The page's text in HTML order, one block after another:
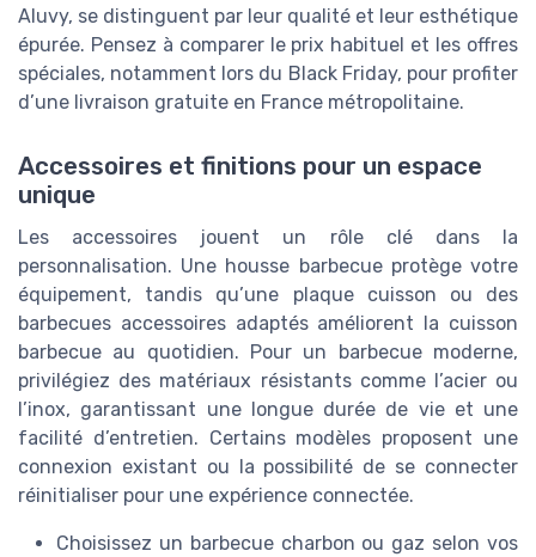
Aluvy, se distinguent par leur qualité et leur esthétique
épurée. Pensez à comparer le prix habituel et les offres
spéciales, notamment lors du Black Friday, pour profiter
d’une livraison gratuite en France métropolitaine.
Accessoires et finitions pour un espace
unique
Les accessoires jouent un rôle clé dans la
personnalisation. Une housse barbecue protège votre
équipement, tandis qu’une plaque cuisson ou des
barbecues accessoires adaptés améliorent la cuisson
barbecue au quotidien. Pour un barbecue moderne,
privilégiez des matériaux résistants comme l’acier ou
l’inox, garantissant une longue durée de vie et une
facilité d’entretien. Certains modèles proposent une
connexion existant ou la possibilité de se connecter
réinitialiser pour une expérience connectée.
Choisissez un barbecue charbon ou gaz selon vos